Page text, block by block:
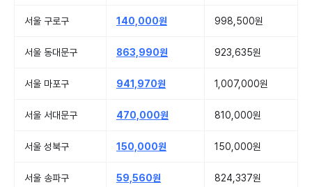
서울 구로구 140,000원 998,500원
서울 동대문구 863,990원 923,635원
서울 마포구 941,970원 1,007,000원
서울 서대문구 470,000원 810,000원
서울 성북구 150,000원 150,000원
서울 송파구 59,560원 824,337원